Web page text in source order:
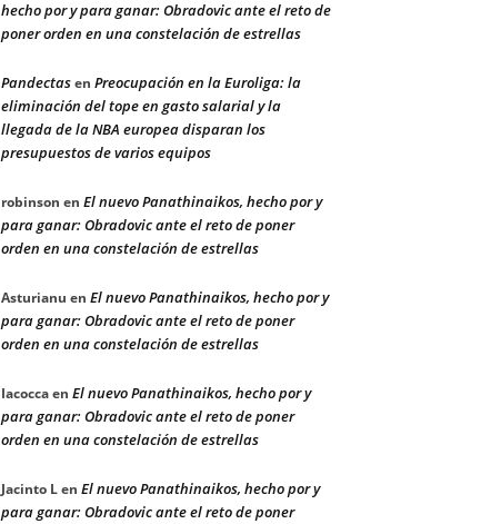
hecho por y para ganar: Obradovic ante el reto de
poner orden en una constelación de estrellas
Pandectasen Preocupación en la Euroliga: la
eliminación del tope en gasto salarial y la
llegada de la NBA europea disparan los
presupuestos de varios equipos
robinson en El nuevo Panathinaikos, hecho por y
para ganar: Obradovic ante el reto de poner
orden en una constelación de estrellas
Asturianu en El nuevo Panathinaikos, hecho por y
para ganar: Obradovic ante el reto de poner
orden en una constelación de estrellas
Iacoccaen El nuevo Panathinaikos, hecho por y
para ganar: Obradovic ante el reto de poner
orden en una constelación de estrellas
Jacinto Len El nuevo Panathinaikos, hecho por y
para ganar: Obradovic ante el reto de poner